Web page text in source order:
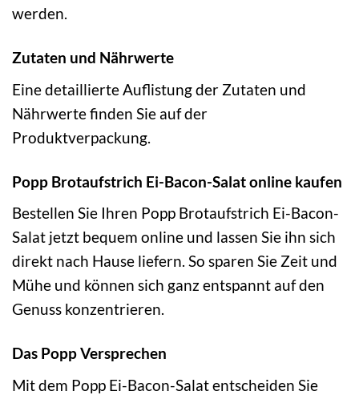
werden.
Zutaten und Nährwerte
Eine detaillierte Auflistung der Zutaten und
Nährwerte finden Sie auf der
Produktverpackung.
Popp Brotaufstrich Ei-Bacon-Salat online kaufen
Bestellen Sie Ihren Popp Brotaufstrich Ei-Bacon-
Salat jetzt bequem online und lassen Sie ihn sich
direkt nach Hause liefern. So sparen Sie Zeit und
Mühe und können sich ganz entspannt auf den
Genuss konzentrieren.
Das Popp Versprechen
Mit dem Popp Ei-Bacon-Salat entscheiden Sie